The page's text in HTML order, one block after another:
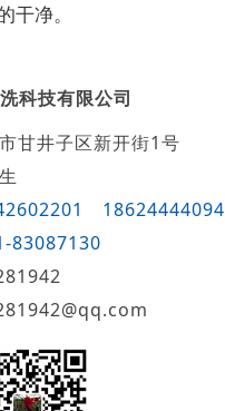
干净。
科技有限公司
甘井子区新开街1号
18624444094
83087130